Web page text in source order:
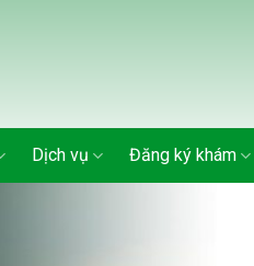
Dịch vụ Đăng ký khám